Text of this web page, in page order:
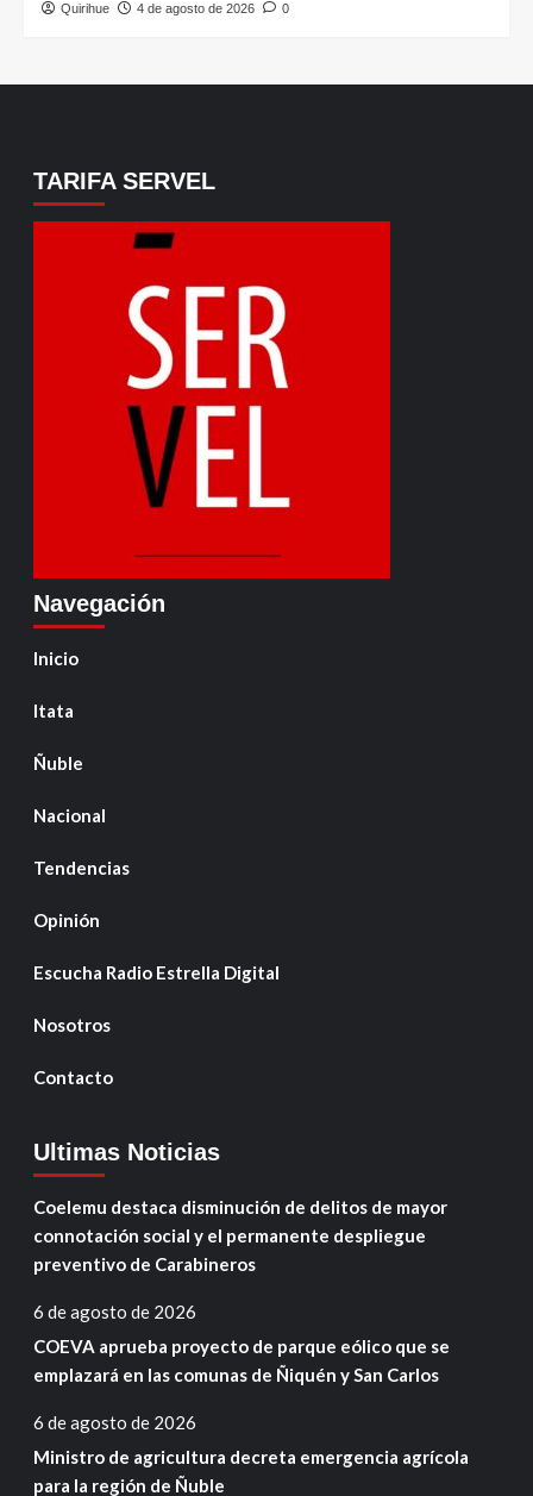
Quirihue 4 de agosto de 2026 0
TARIFA SERVEL
Navegación
Inicio
Itata
Ñuble
Nacional
Tendencias
Opinión
Escucha Radio Estrella Digital
Nosotros
Contacto
Ultimas Noticias
Coelemu destaca disminución de delitos de mayor
connotación social y el permanente despliegue
preventivo de Carabineros
6 de agosto de 2026
COEVA aprueba proyecto de parque eólico que se
emplazará en las comunas de Ñiquén y San Carlos
6 de agosto de 2026
Ministro de agricultura decreta emergencia agrícola
para la región de Ñuble